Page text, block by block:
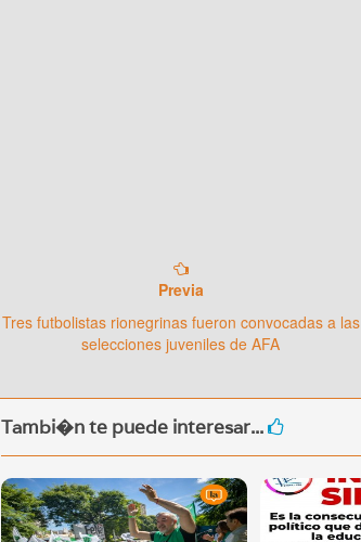
Previa
Tres futbolistas rionegrinas fueron convocadas a las
selecciones juveniles de AFA
Tambi�n te puede interesar...